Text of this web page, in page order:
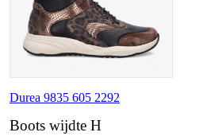
Durea 9835 605 2292
Boots wijdte H